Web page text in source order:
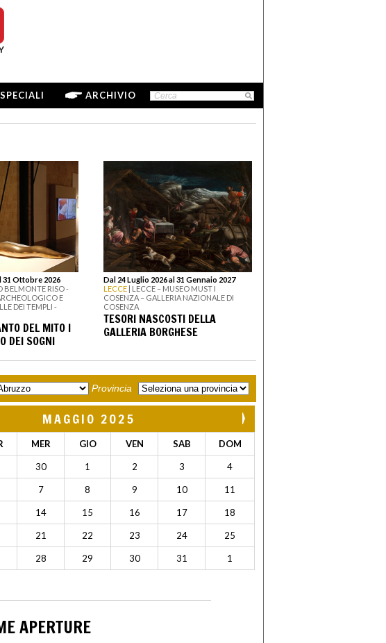
SPECIALI ARCHIVIO
31 Ottobre 2026
BELMONTE RISO -
E
DEI TEMPLI -
DEL MITO I
DEI SOGNI
Dal 24 Luglio 2026 al 31 Gennaio 2027
LECCE | LECCE – MUSEO MUST I
COSENZA – GALLERIA NAZIONALE DI
COSENZA
TESORI NASCOSTI DELLA
GALLERIA BORGHESE
Provincia
MAGGIO 2025
MER GIO VEN SAB DOM
30 1 2 3 4
7 8 9 10 11
14 15 16 17 18
21 22 23 24 25
28 29 30 31 1
APERTURE